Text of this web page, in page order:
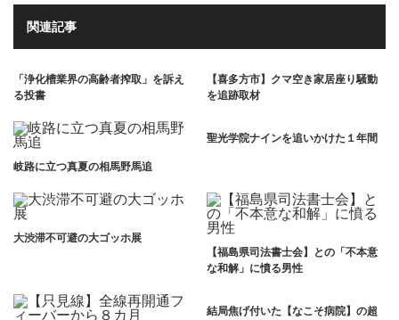
関連記事
「浄化槽業界の高齢者搾取」を訴え
る投書
【喜多方市】クマ空き家居座り騒動
を追跡取材
岐路に立つ真夏の相馬野馬追
聖光学院ナインを追いかけた１年間
大渋滞不可避の大ゴッホ展
【福島県司法書士会】との「不本意
な和解」に憤る男性
結局焦げ付いた【なこそ病院】の超